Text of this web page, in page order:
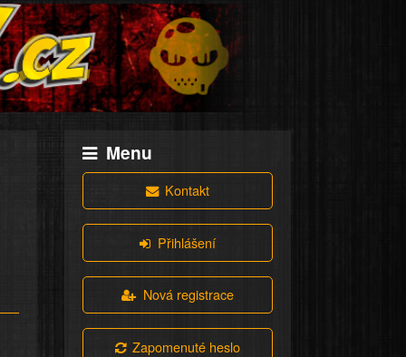
Menu
Kontakt
Přihlášení
Nová registrace
Zapomenuté heslo